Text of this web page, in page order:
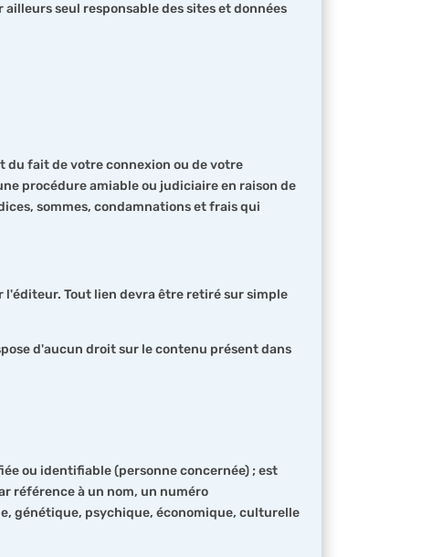
seul responsable des sites et données
du fait de votre connexion ou de votre
procédure amiable ou judiciaire en raison de
sommes, condamnations et frais qui
Tout lien devra être retiré sur simple
d'aucun droit sur le contenu présent dans
ou identifiable (personne concernée) ; est
référence à un nom, un numéro
génétique, psychique, économique, culturelle